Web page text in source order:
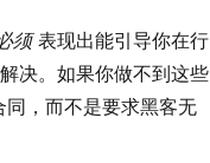
须表现出能引导你在行
决。如果你做不到这些
，而不是要求黑客无